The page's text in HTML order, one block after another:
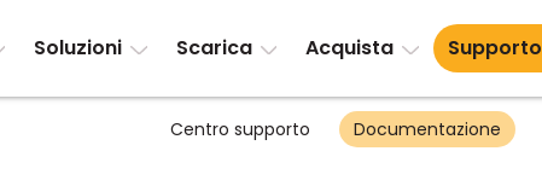
Soluzioni Scarica Acquista Supporto
Centro supporto Documentazione